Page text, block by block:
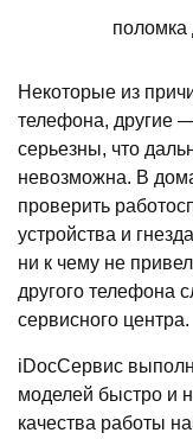
поломка
Некоторые из
телефона, другие
серьезны, что
невозможна. В
проверить
устройства и
ни к чему не
другого телефона
сервисного центра.
iDocСервис
моделей быстро и
качества работы